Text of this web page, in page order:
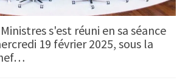
s'est réuni en sa séance
19 février 2025, sous la